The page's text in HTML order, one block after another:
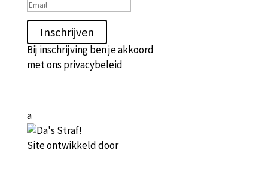
Inschrijven
Bij inschrijving ben je akkoord
met ons privacybeleid
a
Site ontwikkeld door